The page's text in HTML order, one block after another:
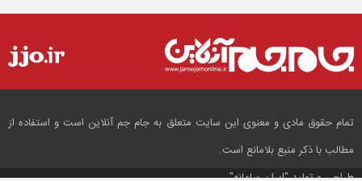
تمام حقوق مادی و معنوی این سایت متعلق به جام جم آنلاین است و استفاده از
مطالب با ذکر منبع بلامانع است.